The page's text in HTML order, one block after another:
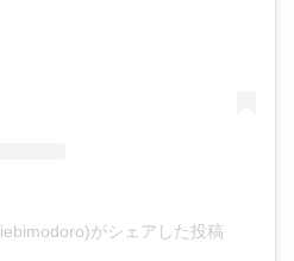
がシェアした投稿